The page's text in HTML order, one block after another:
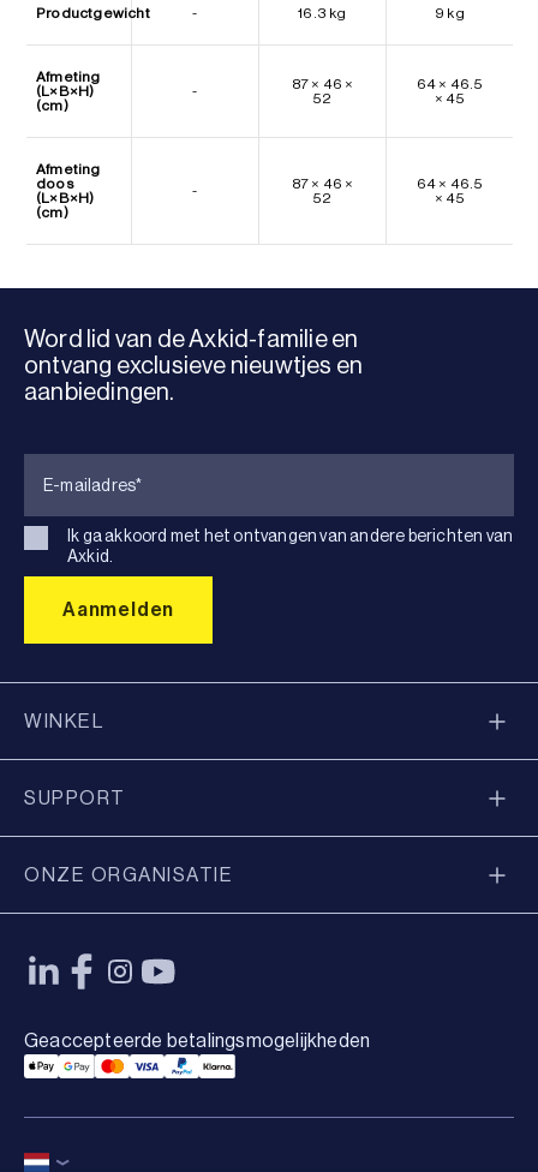
Productgewicht - 16.3 kg 9 kg
Afmeting
(L×B×H)
(cm)
-
87 × 46 ×
52
64 × 46.5
× 45
Afmeting
doos
(L×B×H)
(cm)
-
87 × 46 ×
52
64 × 46.5
× 45
Word lid van de Axkid-familie en
ontvang exclusieve nieuwtjes en
aanbiedingen.
Ik ga akkoord met het ontvangen van andere berichten van
Axkid.
WINKEL
SUPPORT
ONZE ORGANISATIE
Geaccepteerde betalingsmogelijkheden
Applepay Payment
Googlepay Payment
Mastercard Payment
Visa Payment
Paypal Payment
Klarna Payment